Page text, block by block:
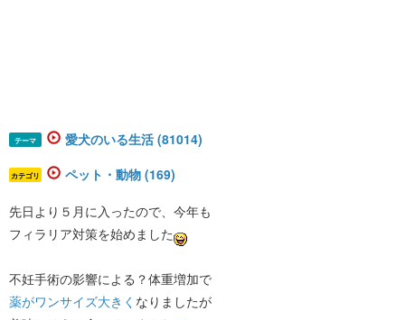
テーマ 愛犬のいる生活 (81014)
カテゴリ ペット・動物 (169)
先日より５月に入ったので、今年も
フィラリア対策を始めました
不妊手術の影響による？体重増加で
薬がワンサイズ大きく ​なりましたが